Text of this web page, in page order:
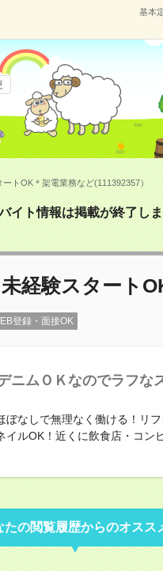
基本
トOK＊架電業務など(111392357）
イト情報は掲載が終了し
経験スタート
登録・面接OK
ニムＯＫなのでラフな
ぼなしで無理なく働ける！リ
ルOK！近くに飲食店・コン
たの閲覧履歴からのオスス